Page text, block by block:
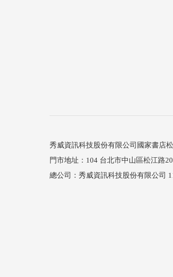
秀威資訊科技股份有限公司國家書店
門市地址：104 台北市中山區松江路
總公司：秀威資訊科技股份有限公司